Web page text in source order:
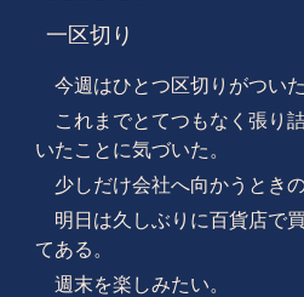
一区切り
今週はひとつ区切りがつい
これまでとてつもなく張り
いたことに気づいた。
少しだけ会社へ向かうとき
明日は久しぶりに百貨店で
てある。
週末を楽しみたい。